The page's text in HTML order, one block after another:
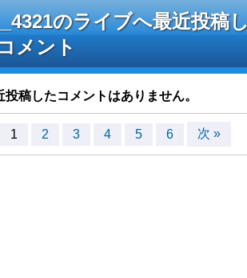
のライブへ最近投稿
メント
稿したコメントはありません。
1 2 3 4 5 6 次 »